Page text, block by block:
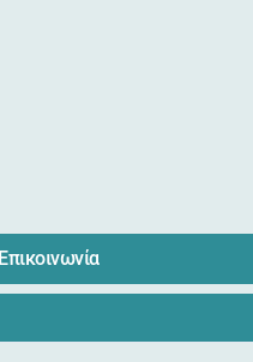
Επικοινωνία